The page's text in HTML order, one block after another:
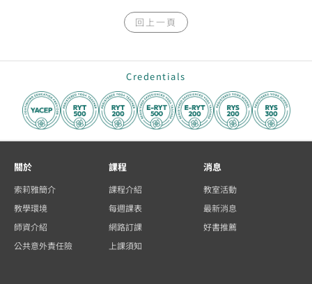
回上一頁
Credentials
關於
索莉雅簡介
教學環境
師資介紹
公共意外責任險
課程
課程介紹
每週課表
網路訂課
上課須知
消息
教室活動
最新消息
好書推薦